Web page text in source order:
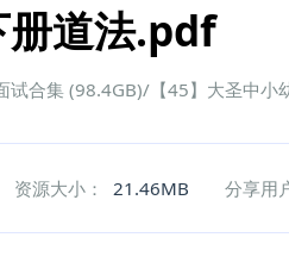
册道法.pdf
试合集 (98.4GB)/【45】大圣中
资源大小： 21.46MB 分享用